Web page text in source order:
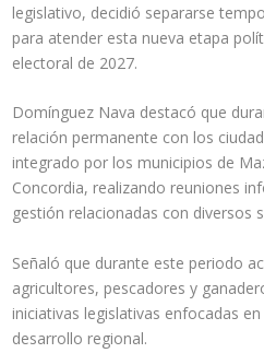
legislativo, decidió separarse
para atender esta nueva etapa
electoral de 2027.
Domínguez Nava destacó que
relación permanente con los
integrado por los municipios de
Concordia, realizando reuniones
gestión relacionadas con diversos
Señaló que durante este periodo
agricultores, pescadores y
iniciativas legislativas enfocadas
desarrollo regional.